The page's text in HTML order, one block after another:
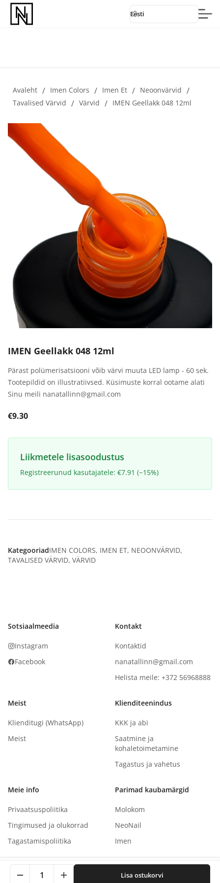
Eesti
Avaleht / Imen Colors / Imen Et / Neoonvärvid /
Tavalised Värvid / Värvid / IMEN Geellakk 048 12ml
IMEN Geellakk 048 12ml
Pärast polümerisatsiooni võib värvi muuta LED lamp - 60 sek.
Tootepildid on illustratiivsed. Küsimuste korral ootame alati
Sinu meili nanatallinn@gmail.com
€9.30
Liikmetele lisasoodustus
Registreerunud kasutajatele: €7.91 (−15%)
1 Lisa ostukorvi
KategooriadIMEN COLORS, IMEN ET, NEOONVÄRVID,
TAVALISED VÄRVID, VÄRVID
Sotsiaalmeedia
Instagram
Facebook
Kontakt
Kontaktid
nanatallinn@gmail.com
Helista meile: +372 56968888
Meist
Klienditugi (WhatsApp)
Meist
Klienditeenindus
KKK ja abi
Saatmine ja
kohaletoimetamine
Tagastus ja vahetus
Meie info
Privaatsuspoliitika
Tingimused ja olukorrad
Tagastamispoliitika
Parimad kaubamärgid
Molokom
NeoNail
Imen
See sait kasutab küpsiseid teie kogemuse parandamiseks.